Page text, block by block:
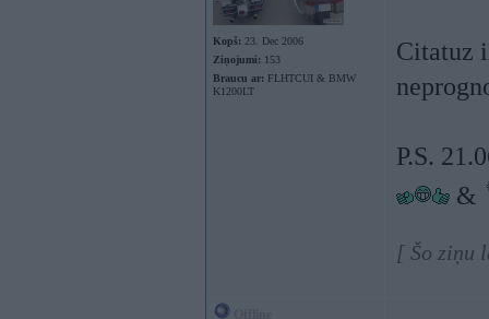
Kopš: 23. Dec 2006
Ziņojumi: 153
Braucu ar: FLHTCUI & BMW
K1200LT
Citatuz
P.S.
&
[ Šo ziņu